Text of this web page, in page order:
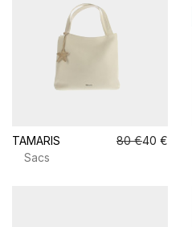
TAMARIS 80 €40 €
Sacs